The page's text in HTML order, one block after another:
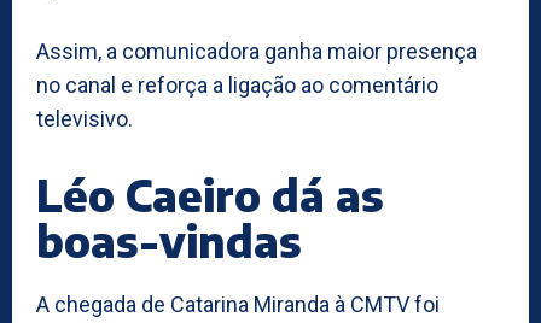
Assim, a comunicadora ganha maior presença
no canal e reforça a ligação ao comentário
televisivo.
Léo Caeiro dá as
boas-vindas
A chegada de Catarina Miranda à CMTV foi